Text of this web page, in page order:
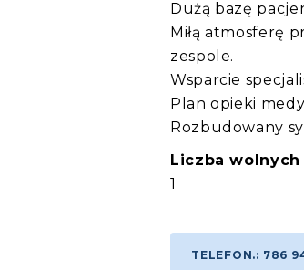
Dużą bazę
Miłą atmosferę
zespole.
Wsparcie
Plan opieki
Rozbudowany
Liczba
1
TELEFON.: 786